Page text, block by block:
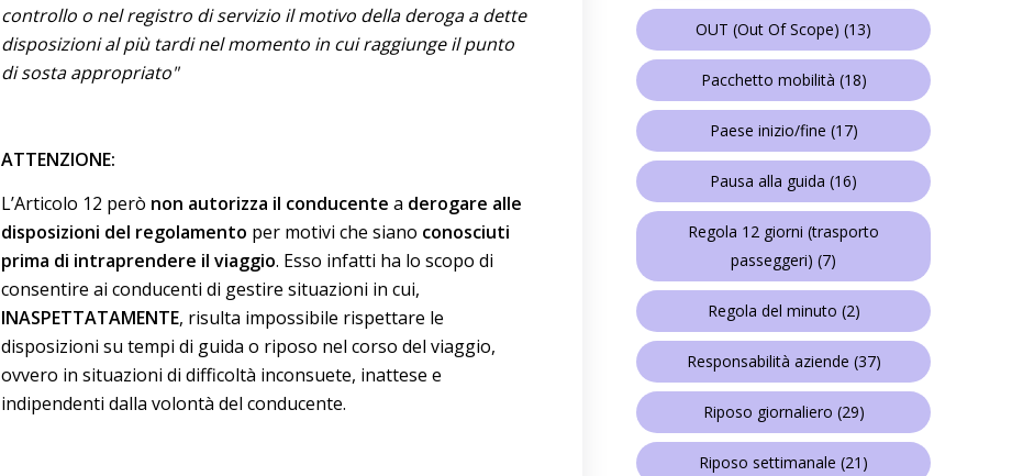
controllo o nel registro di servizio il motivo della deroga a dette
disposizioni al più tardi nel momento in cui raggiunge il punto
di sosta appropriato"
ATTENZIONE:
L’Articolo 12 però non autorizza il conducente a derogare alle
disposizioni del regolamento per motivi che siano conosciuti
prima di intraprendere il viaggio. Esso infatti ha lo scopo di
consentire ai conducenti di gestire situazioni in cui,
INASPETTATAMENTE, risulta impossibile rispettare le
disposizioni su tempi di guida o riposo nel corso del viaggio,
ovvero in situazioni di difficoltà inconsuete, inattese e
indipendenti dalla volontà del conducente.
OUT (Out Of Scope) (13)
Pacchetto mobilità (18)
Paese inizio/fine (17)
Pausa alla guida (16)
Regola 12 giorni (trasporto
passeggeri) (7)
Regola del minuto (2)
Responsabilità aziende (37)
Riposo giornaliero (29)
Riposo settimanale (21)